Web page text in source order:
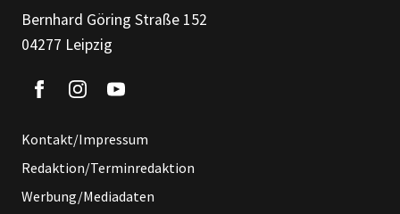
Bernhard Göring Straße 152
04277 Leipzig
Kontakt/Impressum
Redaktion/Terminredaktion
Werbung/Mediadaten